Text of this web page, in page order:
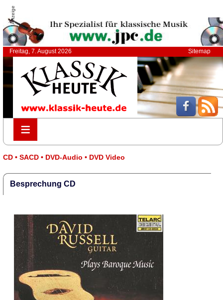
Anzeige
Freitag, 7. August 2026 Sitemap
≡
≡
CD • SACD • DVD-Audio • DVD Video
Besprechung CD